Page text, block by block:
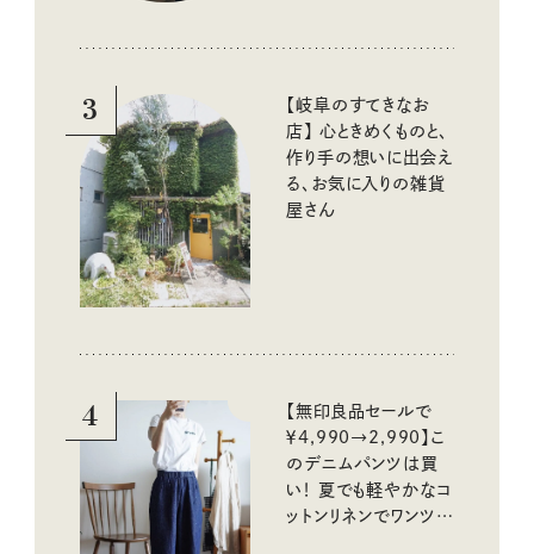
3
【岐阜のすてきなお
店】 心ときめくものと、
作り手の想いに出会え
る、お気に入りの雑貨
屋さん
4
【無印良品セールで
￥4,990→2,990】こ
のデニムパンツは買
い！ 夏でも軽やかなコ
ットンリネンでワンツー